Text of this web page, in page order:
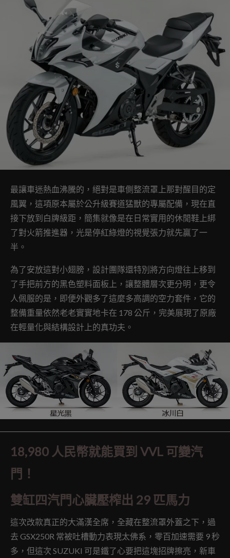
最讓車迷熱血沸騰的，絕對是車側整流罩上那對醒目的定
風翼，這項原本屬於公升級賽道猛獸的專屬配備，現在直
接下放到白牌級距，簡集就像是在日常實用的休閒鞋上綁
了對火箭推進器，光是停紅綠燈的視覺張力就先贏了一
半。
為了安放這對小翅膀，設計團隊還特別將方向燈往上移到
了手把前方的黑色塑料面板上，讓整體層次更分明，更令
人佩服的是，即便外觀多了這麼多高調的空力套件，它的
整備重量依然老老實實地卡在 178 公斤，完美展現了原廠
在輕量化與結構設計上的真功夫。
18,980 人民幣就能買到 VVL 可變汽
門！
雙缸四汽門心臟壓榨出 29 匹馬力
這次改款真正的大滿漢全席，全藏在整流罩外蓋之下，過
去 GSX250R 常被吐槽動力表現太佛系，零百加速需要 9 秒
多，但這次 SUZUKI 可是鐵了心要把這塊招牌擦亮，新車